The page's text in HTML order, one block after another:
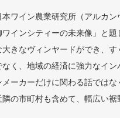
本ワイン農業研究所（アルカ
ワインシティーの未来像」と
大きなヴィンヤードができ、
なく、地域の経済に強力なイ
メーカーだけに関わる話では
の市町村も含めて、幅広い